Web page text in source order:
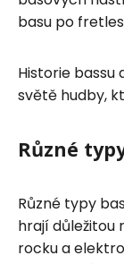
basu po
Historie bassu
světě hudby,
Různé
Různé typy
hrají důležitou
rocku a